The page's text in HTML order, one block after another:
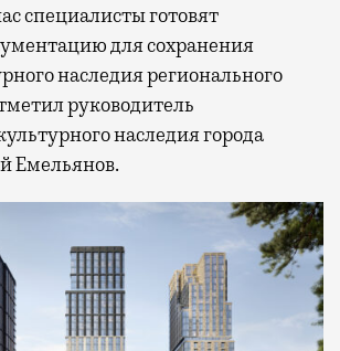
специалисты готовят
для сохранения
наследия регионального
руководитель
наследия города
Емельянов.